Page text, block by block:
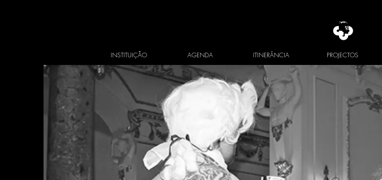
INSTITUIÇÃO AGENDA ITINERÂNCIA PROJECTOS